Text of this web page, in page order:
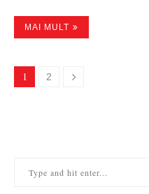
MAI MULT
1 2